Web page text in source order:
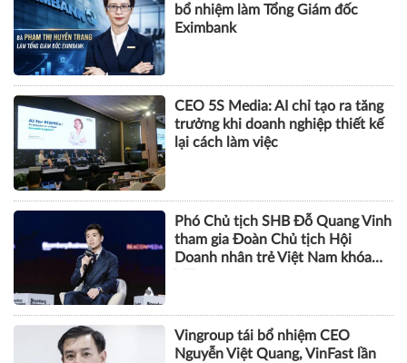
bổ nhiệm làm Tổng Giám đốc
Eximbank
CEO 5S Media: AI chỉ tạo ra tăng
trưởng khi doanh nghiệp thiết kế
lại cách làm việc
Phó Chủ tịch SHB Đỗ Quang Vinh
tham gia Đoàn Chủ tịch Hội
Doanh nhân trẻ Việt Nam khóa
Vingroup tái bổ nhiệm CEO
Nguyễn Việt Quang, VinFast lần